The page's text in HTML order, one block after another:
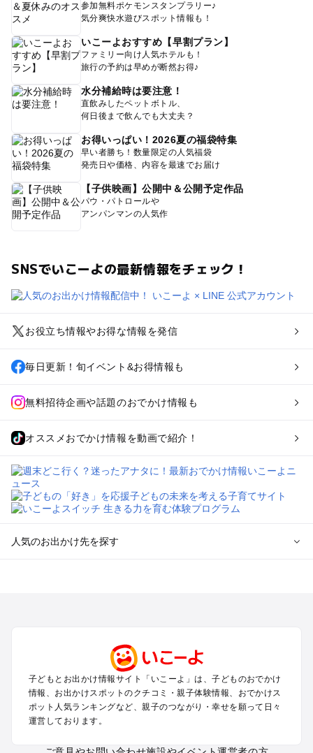
参加無料ポケモンスタンプラリー♪
気分爽快水遊びスポット情報も！
いこーよおすすめ【早割プラン】
ファミリー向け人気ホテルも！
旅行の予約は早めが断然お得♪
水分補給時は要注意！
直飲みしたペットボトル、
何日後まで飲んでも大丈夫？
お得いっぱい！2026夏の福袋特集
早い者勝ち！数量限定の人気福袋
発売日や価格、内容を最速でお届け
【子供映画】公開中＆公開予定作品
パウ・パトロールや
アンパンマンの人気作
SNSでいこーよの最新情報をチェック！
お役立ち情報やお得な情報を発信
毎日更新！旬イベント&お得情報も
無料招待企画や話題のおでかけ情報も
オススメおでかけ情報を動画で紹介！
人気のお出かけ先を探す
関西のプールおでかけ
中国･四国のプールおでかけ
九州･沖縄のプールおでかけ
定番お出かけスポット
子どもとお出かけ情報サイト「いこーよ」は、子どものおでかけ
情報、お出かけスポットのクチコミ・親子体験情報、おでかけス
ポット人気ランキングなど、親子のつながり・幸せを願って日々
運営しております。